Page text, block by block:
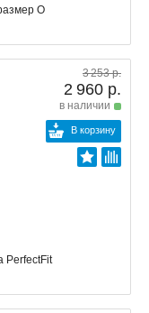
O
3 253 р.
2 960 р.
в наличии
В корзину
PerfectFit